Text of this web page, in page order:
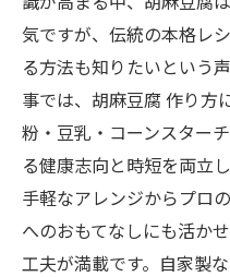
気ですが、伝統の本格レ
る方法も知りたいという
事では、胡麻豆腐 作り方
粉・豆乳・コーンスター
る健康志向と時短を両立
手軽なアレンジからプロ
へのおもてなしにも活か
工夫が満載です。自家製